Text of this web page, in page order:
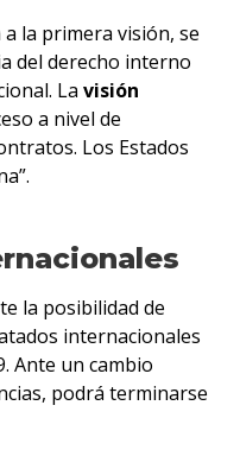
la primera visión, se
del derecho interno
La visión
a nivel de
Los Estados
la posibilidad de
internacionales
Ante un cambio
podrá terminarse